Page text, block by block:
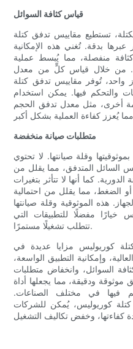
قياس كثافة السوائل
تستطيع مقاييس تدفق كتلة
بدقة. تُغني هذه الإمكانية
منفصلة، ​​مما يُبسط عملية
من خلال قياس كلٍّ من معدل
واحد، تُوفر مقاييس تدفق كتلة
والتحكم فيها. يمكن استخدام
أخرى، مثل معدل تدفق الحجم
متطلبات صيانة منخفضة
وقلة صيانتها. لا تحتوي
السائل المتدفق، مما يقلل من
كما أنها لا تتأثر بتغيرات
الضغط، مما يقلل من احتمالية
هذه الموثوقية وقلة صيانتها
خيارًا مفضلًا للتطبيقات التي
تتطلب تشغيلًا مستمرًا.
كوريوليس مزايا عديدة في
وإمكانية التطبيق الواسعة،
السوائل، وانخفاض متطلبات
موثوقة ودقيقة، مما يجعلها أداة
فيها في مختلف الصناعات.
كتلة كوريوليس، يُمكن للشركات